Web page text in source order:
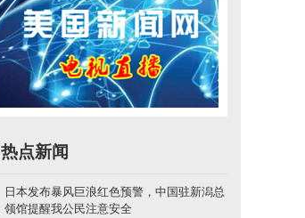
热点新闻
日本发布暴风巨浪红色预警，中国驻新潟总
领馆提醒我公民注意安全